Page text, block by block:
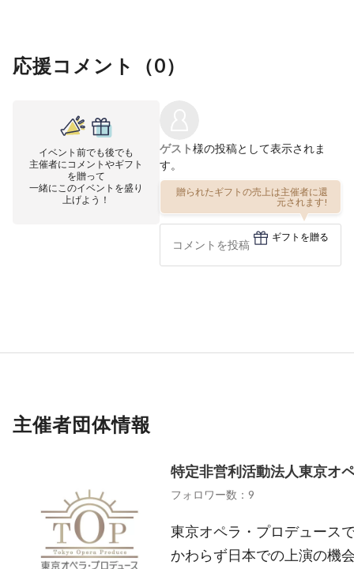
応援コメント（0）
イベント前でも後でも
主催者にコメントやギフト
を贈って
一緒にこのイベントを盛り
上げよう！
ゲスト様の投稿として表示されま
す。
贈られたギフトの売上は主催者に還
元されます!
ギフトを贈る
主催者団体情報
特定非営利活動法人東京オ
フォロワー数：9
東京オペラ・プロデュース
かわらず日本での上演の機